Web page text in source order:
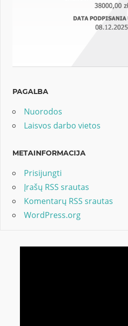
PAGALBA
Nuorodos
Laisvos darbo vietos
METAINFORMACIJA
Prisijungti
Įrašų RSS srautas
Komentarų RSS srautas
WordPress.org